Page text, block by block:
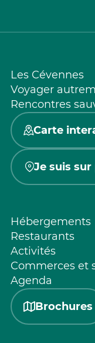
Les Cévennes
Voyager
Rencontres
Carte
Je suis sur
Hébergements
Restaurants
Activités
Commerces et
Agenda
Brochures